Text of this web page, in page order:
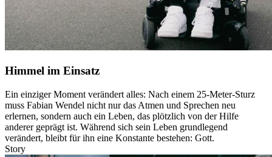
Himmel im Einsatz
Ein einziger Moment verändert alles: Nach einem 25-Meter-Sturz
muss Fabian Wendel nicht nur das Atmen und Sprechen neu
erlernen, sondern auch ein Leben, das plötzlich von der Hilfe
anderer geprägt ist. Während sich sein Leben grundlegend
verändert, bleibt für ihn eine Konstante bestehen: Gott.
Story